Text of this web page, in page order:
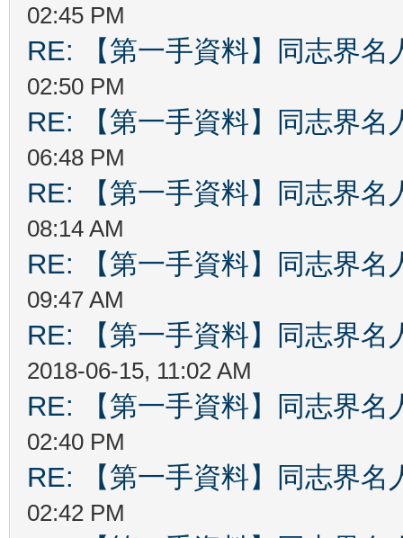
02:45 PM
RE: 【第一手資料】同志界名
02:50 PM
RE: 【第一手資料】同志界名
06:48 PM
RE: 【第一手資料】同志界名
08:14 AM
RE: 【第一手資料】同志界名
09:47 AM
RE: 【第一手資料】同志界名
2018-06-15, 11:02 AM
RE: 【第一手資料】同志界名
02:40 PM
RE: 【第一手資料】同志界名
02:42 PM